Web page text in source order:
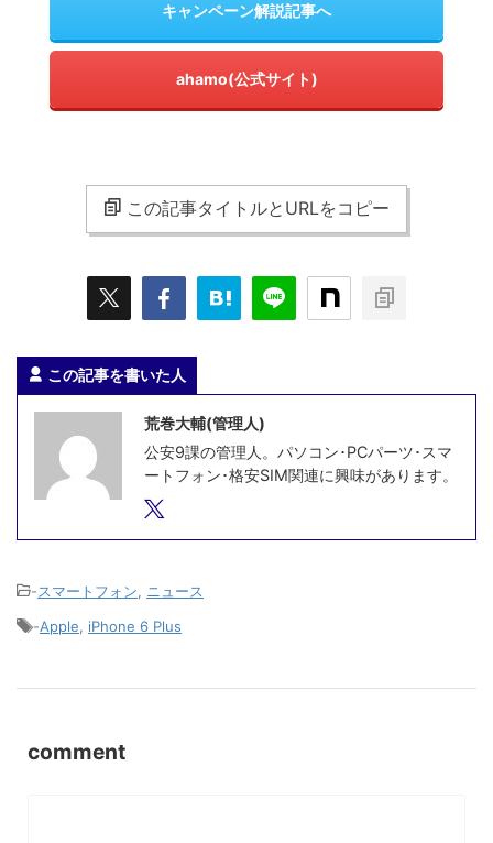
キャンペーン解説記事へ
ahamo(公式サイト)
この記事タイトルとURLをコピー
この記事を書いた人
荒巻大輔(管理人)
公安9課の管理人。パソコン･PCパーツ･スマ
ートフォン･格安SIM関連に興味があります。
-スマートフォン
ニュース
-Apple iPhone 6 Plus
comment